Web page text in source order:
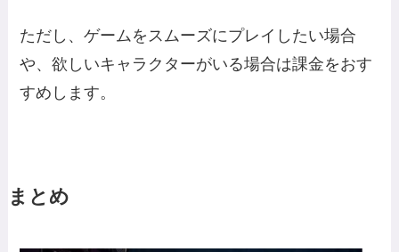
ただし、ゲームをスムーズにプレイしたい場合
や、欲しいキャラクターがいる場合は課金をおす
すめします。
まとめ